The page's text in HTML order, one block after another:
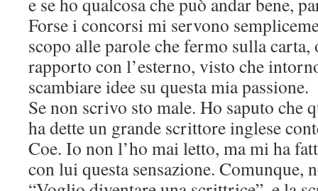
Forse i concorsi mi servono
scopo alle parole che fermo sulla carta,
rapporto con l’esterno, visto che
scambiare idee su questa mia passione.
Se non scrivo sto male. Ho saputo che
ha dette un grande scrittore inglese
Coe. Io non l’ho mai letto, ma mi ha
con lui questa sensazione. Comunque,